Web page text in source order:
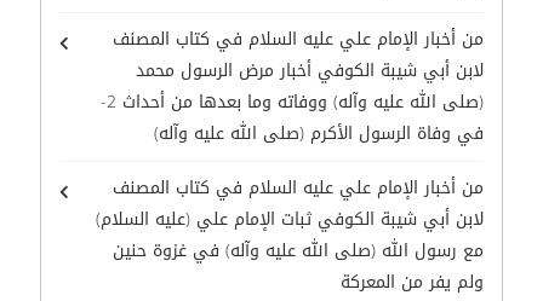
من أخبار الإمام علي عليه السلام في كتاب المصنف
لابن أبي شيبة الكوفي أخبار مرض الرسول محمد
(صلى الله عليه وآله) ووفاته وما بعدها من أحداث 2-
في وفاة الرسول الأكرم (صلى الله عليه وآله)
من أخبار الإمام علي عليه السلام في كتاب المصنف
لابن أبي شيبة الكوفي ثبات الإمام علي (عليه السلام)
مع رسول الله (صلى الله عليه وآله) في غزوة حنين
ولم يفر من المعركة